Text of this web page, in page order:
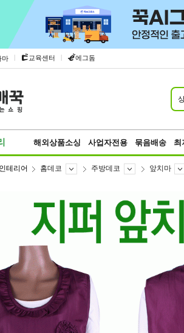
마 | 교육센터 | 에그돔
해외상품소싱 사업자전용 묶음배송 최
테리어 홈데코 주방데코 앞치마